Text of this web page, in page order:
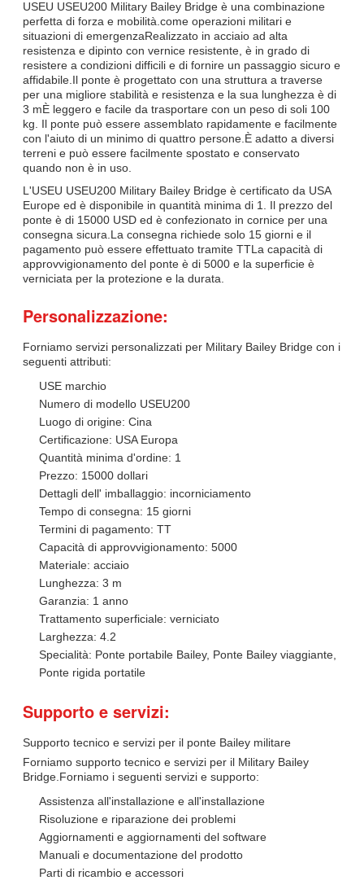
USEU USEU200 Military Bailey Bridge è una combinazione
perfetta di forza e mobilità.come operazioni militari e
situazioni di emergenzaRealizzato in acciaio ad alta
resistenza e dipinto con vernice resistente, è in grado di
resistere a condizioni difficili e di fornire un passaggio sicuro e
affidabile.Il ponte è progettato con una struttura a traverse
per una migliore stabilità e resistenza e la sua lunghezza è di
3 mÈ leggero e facile da trasportare con un peso di soli 100
kg. Il ponte può essere assemblato rapidamente e facilmente
con l'aiuto di un minimo di quattro persone.È adatto a diversi
terreni e può essere facilmente spostato e conservato
quando non è in uso.
L'USEU USEU200 Military Bailey Bridge è certificato da USA
Europe ed è disponibile in quantità minima di 1. Il prezzo del
ponte è di 15000 USD ed è confezionato in cornice per una
consegna sicura.La consegna richiede solo 15 giorni e il
pagamento può essere effettuato tramite TTLa capacità di
approvvigionamento del ponte è di 5000 e la superficie è
verniciata per la protezione e la durata.
Personalizzazione:
Forniamo servizi personalizzati per Military Bailey Bridge con i
seguenti attributi:
USE marchio
Numero di modello USEU200
Luogo di origine: Cina
Certificazione: USA Europa
Quantità minima d'ordine: 1
Prezzo: 15000 dollari
Dettagli dell' imballaggio: incorniciamento
Tempo di consegna: 15 giorni
Termini di pagamento: TT
Capacità di approvvigionamento: 5000
Materiale: acciaio
Lunghezza: 3 m
Garanzia: 1 anno
Trattamento superficiale: verniciato
Larghezza: 4.2
Specialità: Ponte portabile Bailey, Ponte Bailey viaggiante,
Ponte rigida portatile
Supporto e servizi:
Supporto tecnico e servizi per il ponte Bailey militare
Forniamo supporto tecnico e servizi per il Military Bailey
Bridge.Forniamo i seguenti servizi e supporto:
Assistenza all'installazione e all'installazione
Risoluzione e riparazione dei problemi
Aggiornamenti e aggiornamenti del software
Manuali e documentazione del prodotto
Parti di ricambio e accessori